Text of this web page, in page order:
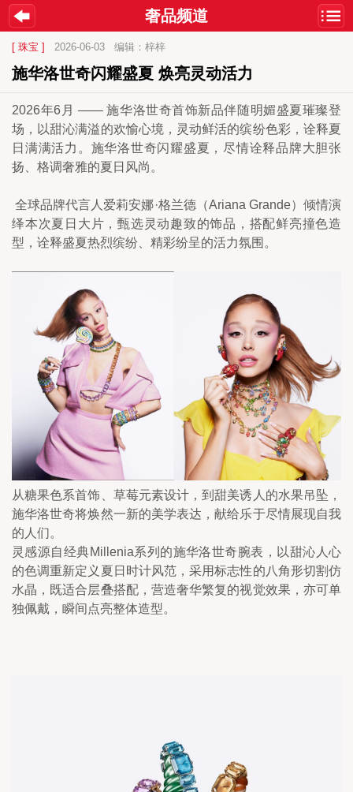
奢品频道
[ 珠宝 ] 2026-06-03 编辑：梓梓
施华洛世奇闪耀盛夏 焕亮灵动活力
2026年6月 —— 施华洛世奇首饰新品伴随明媚盛夏璀璨登
场，以甜沁满溢的欢愉心境，灵动鲜活的缤纷色彩，诠释夏
日满满活力。施华洛世奇闪耀盛夏，尽情诠释品牌大胆张
扬、格调奢雅的夏日风尚。
全球品牌代言人爱莉安娜·格兰德（Ariana Grande）倾情演
绎本次夏日大片，甄选灵动趣致的饰品，搭配鲜亮撞色造
型，诠释盛夏热烈缤纷、精彩纷呈的活力氛围。
从糖果色系首饰、草莓元素设计，到甜美诱人的水果吊坠，
施华洛世奇将焕然一新的美学表达，献给乐于尽情展现自我
的人们。
灵感源自经典Millenia系列的施华洛世奇腕表，以甜沁人心
的色调重新定义夏日时计风范，采用标志性的八角形切割仿
水晶，既适合层叠搭配，营造奢华繁复的视觉效果，亦可单
独佩戴，瞬间点亮整体造型。